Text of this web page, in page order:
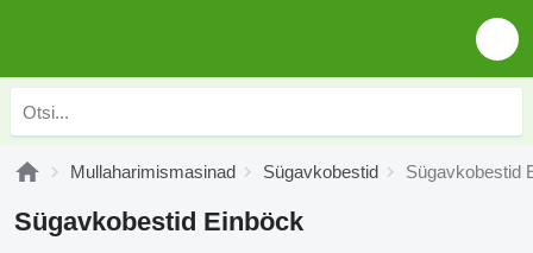
Mullaharimismasinad Sügavkobestid Sügavkobestid
Sügavkobestid Einböck